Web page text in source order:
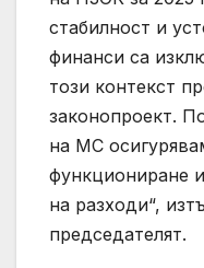
стабилност и
финанси са
този контекст
законопроект.
на МС
функциониране
на разходи“,
председателят.